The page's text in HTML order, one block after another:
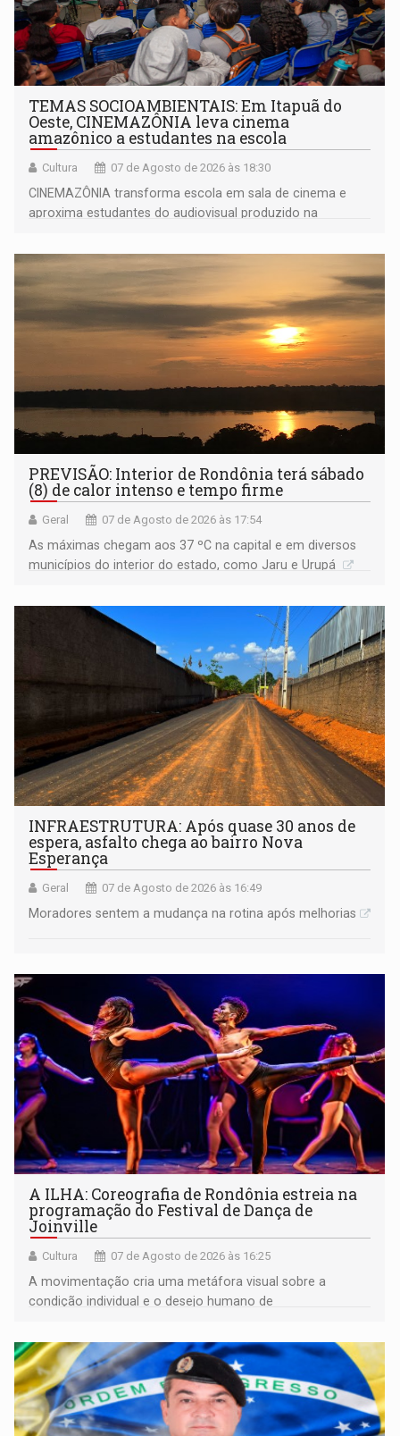
TEMAS SOCIOAMBIENTAIS: Em Itapuã do
Oeste, CINEMAZÔNIA leva cinema
amazônico a estudantes na escola
Cultura 07 de Agosto de 2026 às 18:30
CINEMAZÔNIA transforma escola em sala de cinema e
aproxima estudantes do audiovisual produzido na
PREVISÃO: Interior de Rondônia terá sábado
(8) de calor intenso e tempo firme
Geral 07 de Agosto de 2026 às 17:54
As máximas chegam aos 37 ºC na capital e em diversos
municípios do interior do estado, como Jaru e Urupá
INFRAESTRUTURA: Após quase 30 anos de
espera, asfalto chega ao bairro Nova
Esperança
Geral 07 de Agosto de 2026 às 16:49
Moradores sentem a mudança na rotina após melhorias
A ILHA: Coreografia de Rondônia estreia na
programação do Festival de Dança de
Joinville
Cultura 07 de Agosto de 2026 às 16:25
A movimentação cria uma metáfora visual sobre a
condição individual e o desejo humano de